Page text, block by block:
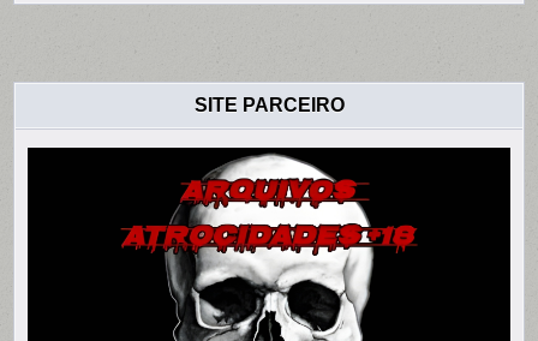
SITE PARCEIRO